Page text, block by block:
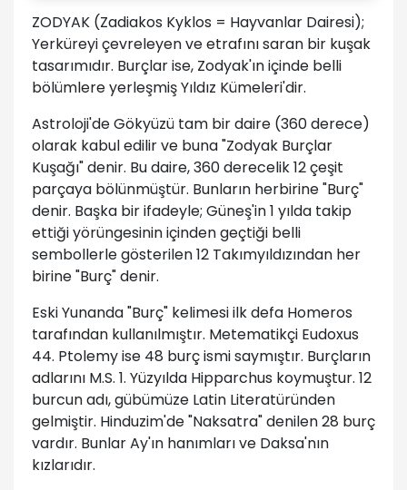
ZODYAK (Zadiakos Kyklos = Hayvanlar Dairesi);
Yerküreyi çevreleyen ve etrafını saran bir kuşak
tasarımıdır. Burçlar ise, Zodyak'ın içinde belli
bölümlere yerleşmiş Yıldız Kümeleri'dir.
Astroloji'de Gökyüzü tam bir daire (360 derece)
olarak kabul edilir ve buna "Zodyak Burçlar
Kuşağı" denir. Bu daire, 360 derecelik 12 çeşit
parçaya bölünmüştür. Bunların herbirine "Burç"
denir. Başka bir ifadeyle; Güneş'in 1 yılda takip
ettiği yörüngesinin içinden geçtiği belli
sembollerle gösterilen 12 Takımyıldızından her
birine "Burç" denir.
Eski Yunanda "Burç" kelimesi ilk defa Homeros
tarafından kullanılmıştır. Metematikçi Eudoxus
44. Ptolemy ise 48 burç ismi saymıştır. Burçların
adlarını M.S. 1. Yüzyılda Hipparchus koymuştur. 12
burcun adı, gübümüze Latin Literatüründen
gelmiştir. Hinduzim'de "Naksatra" denilen 28 burç
vardır. Bunlar Ay'ın hanımları ve Daksa'nın
kızlarıdır.